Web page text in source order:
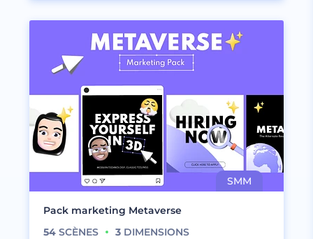
Pack marketing Metaverse
54 SCÈNES 3 DIMENSIONS